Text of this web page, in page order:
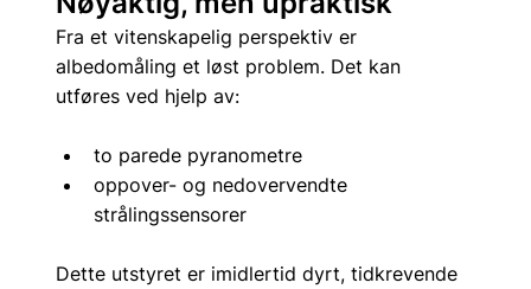
Fra et vitenskapelig perspektiv er
albedomåling et løst problem. Det kan
utføres ved hjelp av:
to parede pyranometre
oppover- og nedovervendte
strålingssensorer
Dette utstyret er imidlertid dyrt, tidkrevende